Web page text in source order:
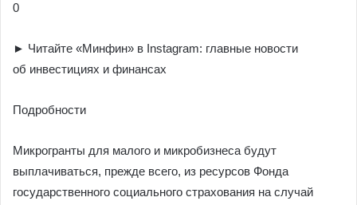
0
► Читайте «Минфин» в Instagram: главные новости
об инвестициях и финансах
Подробности
Микрогранты для малого и микробизнеса будут
выплачиваться, прежде всего, из ресурсов Фонда
государственного социального страхования на случай